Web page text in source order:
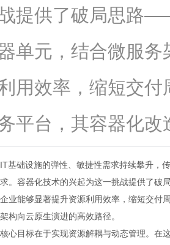
提供了破局思路
单元，结合微服
用效率，缩短交
平台，其容器化改
基础设施的弹性、敏捷性需求持续攀升，
。容器化技术的兴起为这一挑战提供了
业能够显著提升资源利用效率，缩短交付
构向云原生演进的高效路径。
心目标在于实现资源解耦与动态管理。在